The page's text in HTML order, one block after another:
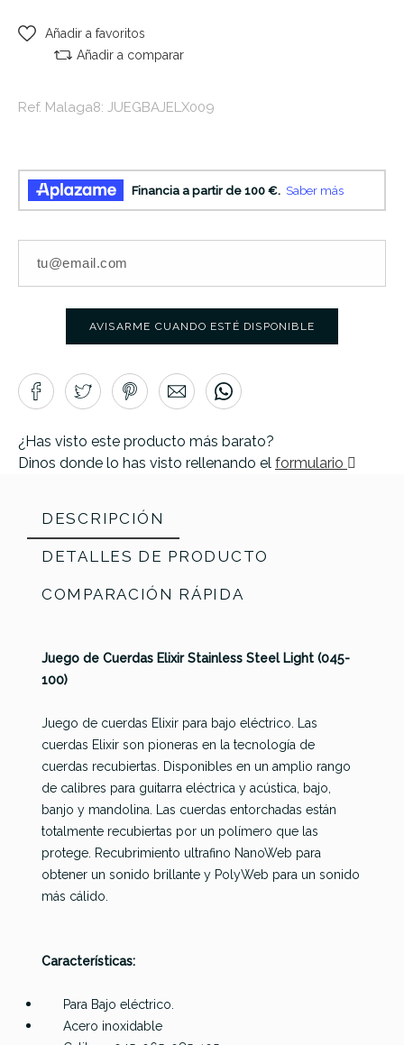
Añadir a favoritos
Añadir a comparar
Ref. Malaga8: JUEGBAJELX009
AVISARME CUANDO ESTÉ DISPONIBLE
¿Has visto este producto más barato?
Dinos donde lo has visto rellenando el formulario
DESCRIPCIÓN
DETALLES DE PRODUCTO
COMPARACIÓN RÁPIDA
Juego de Cuerdas Elixir Stainless Steel Light (045-
100)
Juego de cuerdas Elixir para bajo eléctrico. Las
cuerdas Elixir son pioneras en la tecnología de
cuerdas recubiertas. Disponibles en un amplio rango
de calibres para guitarra eléctrica y acústica, bajo,
banjo y mandolina. Las cuerdas entorchadas están
totalmente recubiertas por un polímero que las
protege. Recubrimiento ultrafino NanoWeb para
obtener un sonido brillante y PolyWeb para un sonido
más cálido.
Características:
Para Bajo eléctrico.
Acero inoxidable
ReferenciaJUEGBAJELX009
Thomastik
JF344
Elixir
Nanoweb
5-Str.
Light/Med
(045-135)
Daddario
EXL170-12
(45-100) 12
Cuerdas
Nickel
Dunlop
Nickel